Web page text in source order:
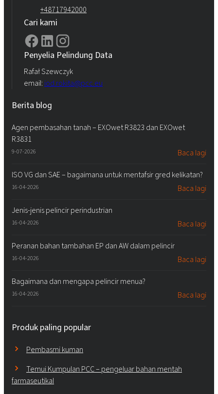
+48717942000
Cari kami
Penyelia Pelindung Data
Rafał Szewczyk
email: iod.rokita@pcc.eu
Berita blog
Agen pembasahan tanah – EXOwet R3823 dan EXOwet
R3831
9-07-2026 Baca lagi
ISO VG dan SAE – bagaimana untuk mentafsir gred kelikatan?
16-04-2026 Baca lagi
Jenis-jenis pelincir perindustrian
16-04-2026 Baca lagi
Peranan bahan tambahan EP dan AW dalam pelincir
16-04-2026 Baca lagi
Bagaimana dan mengapa pelincir menua?
16-04-2026 Baca lagi
Produk paling popular
Pembasmi kuman
Temui Kumpulan PCC – pengeluar bahan mentah
farmaseutikal